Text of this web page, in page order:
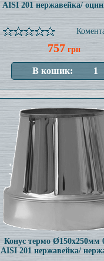
AISI 201 нержавейка/
757 грн
Конус термо Ø150x250мм
AISI 201 нержавейка/